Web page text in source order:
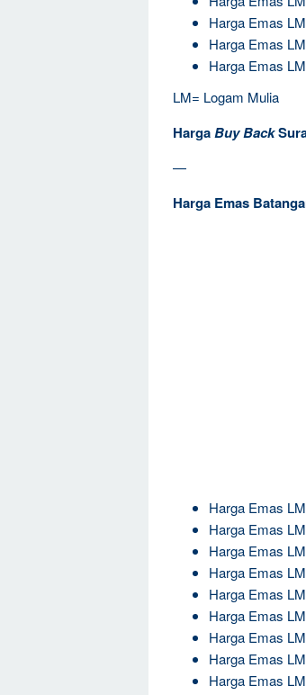
Harga Emas
Harga Emas
Harga Emas
LM= Logam Mulia
HargaBuy Back
—
Harga Emas
Harga Emas
Harga Emas
Harga Emas
Harga Emas
Harga Emas
Harga Emas
Harga Emas
Harga Emas
Harga Emas